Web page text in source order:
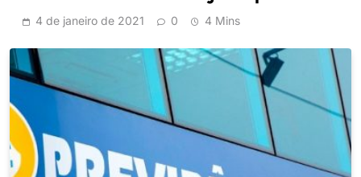
4 de janeiro de 2021 0 4 Mins